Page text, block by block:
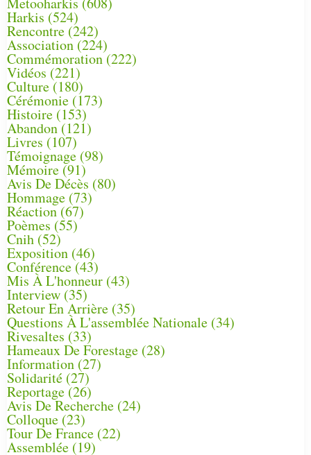
Harkis (524)
Rencontre (242)
Association (224)
Commémoration(222)
Vidéos (221)
Culture(180)
Cérémonie (173)
Histoire (153)
Abandon(121)
Livres (107)
Témoignage (98)
Mémoire (91)
Avis De Décès (80)
Hommage (73)
Réaction(67)
Poèmes (55)
Cnih (52)
Exposition (46)
Conférence(43)
Mis À L'honneur (43)
Interview (35)
Retour En Arrière (35)
Questions À L'assemblée Nationale (34)
Rivesaltes (33)
Hameaux De Forestage (28)
Information (27)
Solidarité (27)
Reportage(26)
Avis De Recherche (24)
Colloque (23)
Tour De France (22)
Assemblée (19)